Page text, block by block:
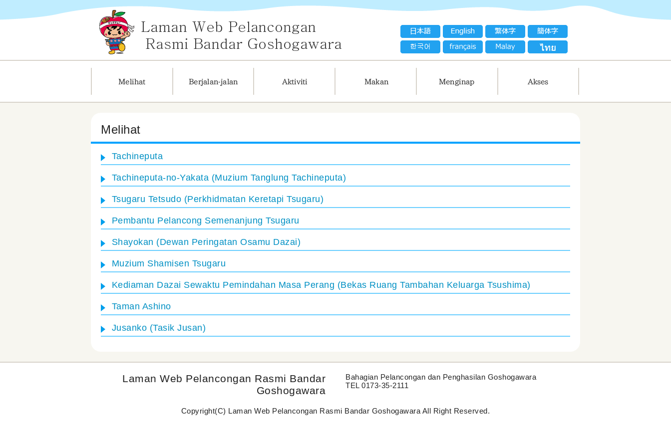
Melihat
Tachineputa
Tachineputa-no-Yakata (Muzium Tanglung Tachineputa)
Tsugaru Tetsudo (Perkhidmatan Keretapi Tsugaru)
Pembantu Pelancong Semenanjung Tsugaru
Shayokan (Dewan Peringatan Osamu Dazai)
Muzium Shamisen Tsugaru
Kediaman Dazai Sewaktu Pemindahan Masa Perang (Bekas Ruang Tambahan Keluarga Tsushima)
Taman Ashino
Jusanko (Tasik Jusan)
Laman Web Pelancongan Rasmi Bandar
Goshogawara
Bahagian Pelancongan dan Penghasilan Goshogawara
TEL 0173-35-2111
Copyright(C) Laman Web Pelancongan Rasmi Bandar Goshogawara All Right Reserved.